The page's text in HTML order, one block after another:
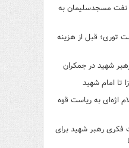
نفت مسجدسلیمان به
توری؛ قبل از هزینه
شهید در جمکران
تا امام شهید
اژه‌ای به ریاست قوه‌
فکری رهبر شهید برای